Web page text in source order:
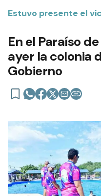
Estuvo presente el
En el Paraíso
ayer la colonia
Gobierno